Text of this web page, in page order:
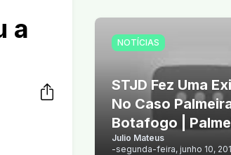
a
NOTÍCIAS
STJD Fez Uma
No Caso
Botafogo |
Chance de
Julio Mateus
-segunda-feira, junho 10,